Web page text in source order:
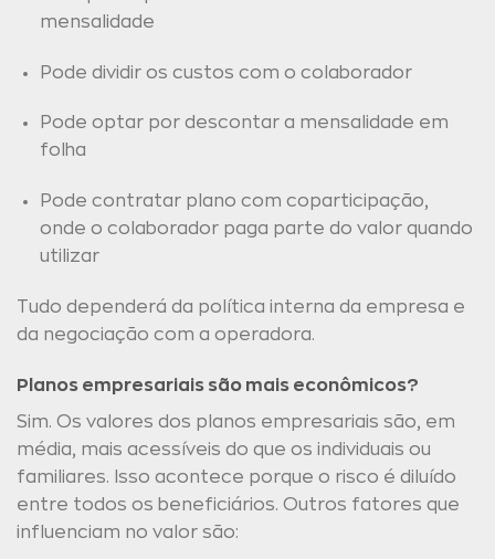
mensalidade
Pode dividir os custos com o colaborador
Pode optar por descontar a mensalidade em
folha
Pode contratar plano com coparticipação,
onde o colaborador paga parte do valor quando
utilizar
Tudo dependerá da política interna da empresa e
da negociação com a operadora.
Planos empresariais são mais econômicos?
Sim. Os valores dos planos empresariais são, em
média, mais acessíveis do que os individuais ou
familiares. Isso acontece porque o risco é diluído
entre todos os beneficiários. Outros fatores que
influenciam no valor são: